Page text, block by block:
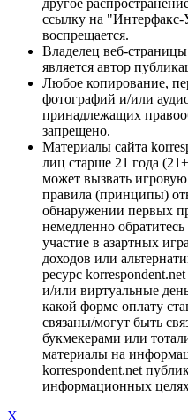
ссылку на "Интерфакс-
воспрещается.
Владелец веб-
является автор
Любое копирование,
фотографий и/или
принадлежащих
запрещено.
Материалы сайта
лиц старше 21 года
может вызвать
правила (принципы)
обнаружении первых
немедленно
участие в азартных
доходов или
ресурс
и/или виртуальные
какой форме оплату
связаны/могут быть
букмекерами или
материалы на
korrespondent.net
информационных
X